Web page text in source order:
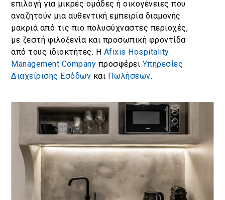
επιλογή για μικρές ομάδες ή οικογένειες που
αναζητούν μια αυθεντική εμπειρία διαμονής
μακριά από τις πιο πολυσύχναστες περιοχές,
με ζεστή φιλοξενία και προσωπική φροντίδα
από τους ιδιοκτήτες. Η Afixis Hospitality
Management Company προσφέρει Υπηρεσίες
Διαχείρισης Εσόδων και Πωλήσεων.